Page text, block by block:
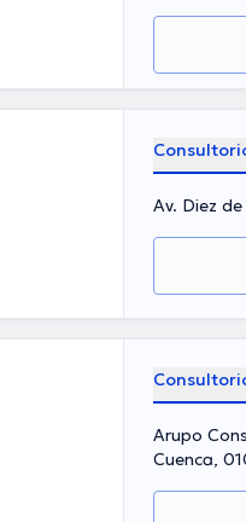
Av. Diez
Arupo
Cuenca,